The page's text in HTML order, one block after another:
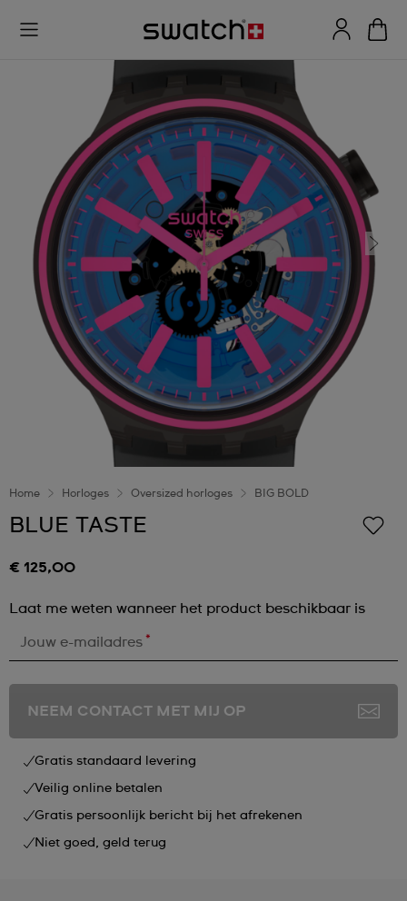
Home Horloges Oversized horloges BIG BOLD
BLUE TASTE
€ 125,00
Laat me weten wanneer het product beschikbaar is
Jouw e-mailadres *
NEEM CONTACT MET MIJ OP
Gratis standaard levering
Veilig online betalen
Gratis persoonlijk bericht bij het afrekenen
Niet goed, geld terug